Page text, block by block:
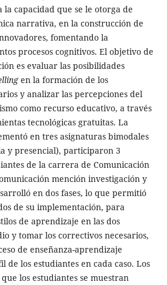
capacidad que se le otorga de
narrativa, en la construcción de
fomentando la
procesos cognitivos. El objetivo de
es evaluar las posibilidades
en la formación de los
y analizar las percepciones del
como recurso educativo, a través
tecnológicas gratuitas. La
en tres asignaturas bimodales
y presencial), participaron 3
de la carrera de Comunicación
mención investigación y
en dos fases, lo que permitió
de su implementación, para
de aprendizaje en las dos
y tomar los correctivos necesarios,
de enseñanza-aprendizaje
de los estudiantes en cada caso. Los
los estudiantes se muestran